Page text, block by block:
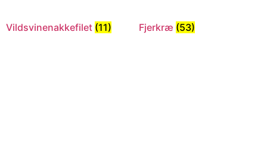
Vildsvinenakkefilet (11) Fjerkræ (53)